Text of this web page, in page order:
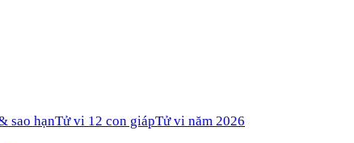
sao hạnTử vi 12 con giápTử vi năm 2026